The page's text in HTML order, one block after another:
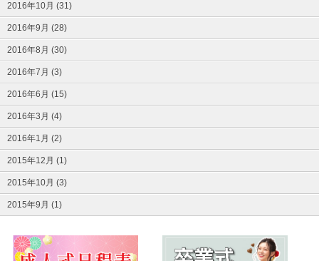
2016年10月 (31)
2016年9月 (28)
2016年8月 (30)
2016年7月 (3)
2016年6月 (15)
2016年3月 (4)
2016年1月 (2)
2015年12月 (1)
2015年10月 (3)
2015年9月 (1)